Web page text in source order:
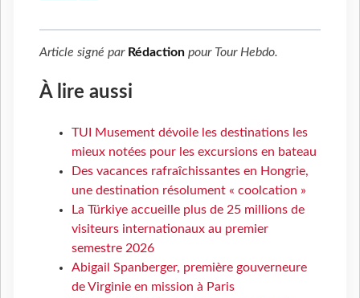
Article signé par Rédaction pour Tour Hebdo.
À lire aussi
TUI Musement dévoile les destinations les
mieux notées pour les excursions en bateau
Des vacances rafraîchissantes en Hongrie,
une destination résolument « coolcation »
La Türkiye accueille plus de 25 millions de
visiteurs internationaux au premier
semestre 2026
Abigail Spanberger, première gouverneure
de Virginie en mission à Paris